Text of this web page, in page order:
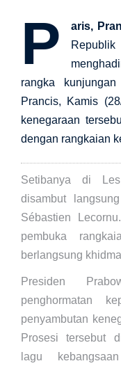
P aris,
rangka
Prancis, Kamis
kenegaraan
dengan rangkaian
Setibanya di
disambut
Sébastien
pembuka
berlangsung
Presiden
penghormatan
penyambutan
Prosesi tersebut
lagu